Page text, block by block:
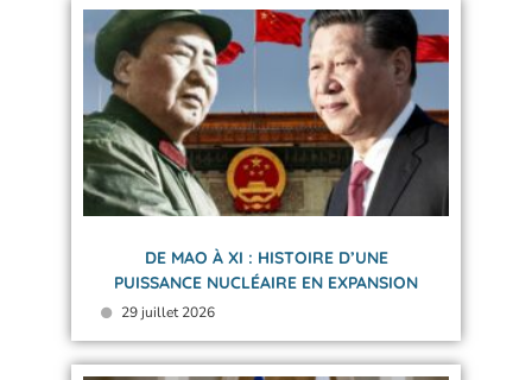
DE MAO À XI : HISTOIRE D’UNE
PUISSANCE NUCLÉAIRE EN EXPANSION
29 juillet 2026